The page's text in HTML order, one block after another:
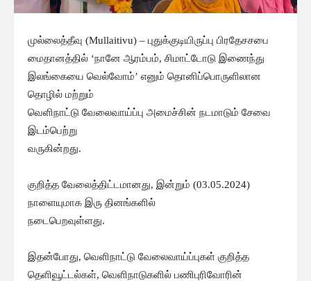
முல்லைத்தீவு (Mullaitivu) – புதுக்குடியிருப்பு பிரதேசசபை
மைதானத்தில் ‘நானே ஆரம்பம், சிமாட்டோடு இணைந்து
இலங்கையை வெல்வோம்’ எனும் தொனிப்பொருளிலான
தொழில் மற்றும்
வெளிநாட்டு வேலைவாய்ப்பு அமைச்சின் நடமாடும் சேவை
இடம்பெற்று
வருகின்றது.
குறித்த வேலைத்திட்டமானது, இன்றும் (03.05.2024)
நாளையுமாக இரு தினங்களில்
நடைபெறவுள்ளது.
இதன்போது, வெளிநாட்டு வேலைவாய்ப்புகள் குறித்த
தெளிவூட்டல்கள், வெளிநாடுகளில் பணிபுரிவோரின்